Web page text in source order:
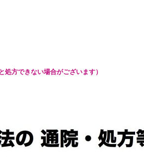
方できない場合がございます）